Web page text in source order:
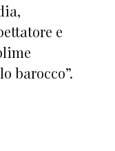
e
barocco”.